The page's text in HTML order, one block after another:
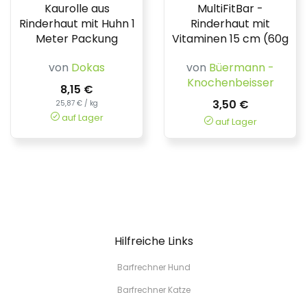
Kaurolle aus
Rinderhaut mit Huhn 1
Meter Packung
von Dokas
8,15 €
25,87 € / kg
auf Lager
MultiFitBar -
Rinderhaut mit
Vitaminen 15 cm (60g
von Büermann -
Knochenbeisser
3,50 €
auf Lager
Hilfreiche Links
Barfrechner Hund
Barfrechner Katze